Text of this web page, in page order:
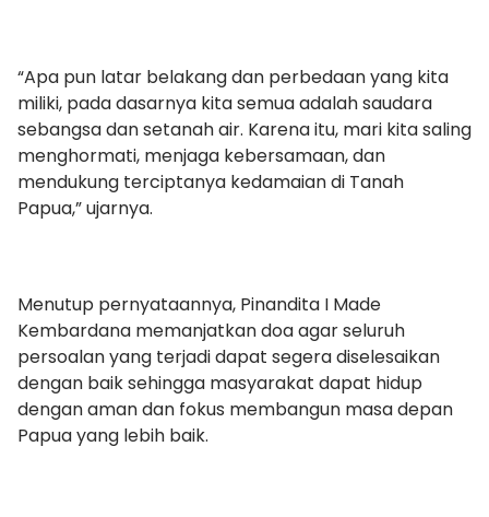
“Apa pun latar belakang dan perbedaan yang kita
miliki, pada dasarnya kita semua adalah saudara
sebangsa dan setanah air. Karena itu, mari kita saling
menghormati, menjaga kebersamaan, dan
mendukung terciptanya kedamaian di Tanah
Papua,” ujarnya.
Menutup pernyataannya, Pinandita I Made
Kembardana memanjatkan doa agar seluruh
persoalan yang terjadi dapat segera diselesaikan
dengan baik sehingga masyarakat dapat hidup
dengan aman dan fokus membangun masa depan
Papua yang lebih baik.